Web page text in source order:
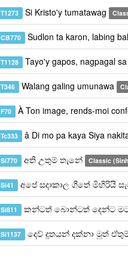
T1273 Si Kristo'y tumatawag
CB770 Sudlon ta karon, labing
T1128 Tayo'y gapos, nagpagal
T346 Walang galing umunawa
F70 À Ton image, rends-moi
Tc333 â Di mo pa kaya Siya
Si770 අති උතුම් තැනේ Classic
Si41 අපේ සදාකාල ගීතේ මිහිරියි
Si811 කන්ටත් බොන්ටත් දෙන්ට
Si1137 දෙව් දූතයන් දක්නා මුත්